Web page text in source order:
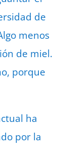
de
menos
de miel.
porque
ha
por la